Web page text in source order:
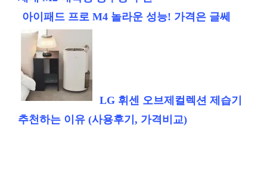
아이패드 프로 M4 놀라운 성능! 가격은 글쎄
LG 휘센 오브제컬렉션 제습기
추천하는 이유 (사용후기, 가격비교)